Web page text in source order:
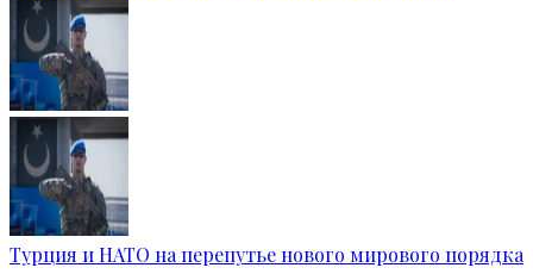
Турция и НАТО на перепутье нового мирового порядка